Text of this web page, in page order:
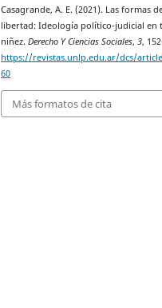
Casagrande, A. E. (2021). Las formas
libertad: Ideología político-judicial en
niñez.Derecho Y Ciencias Sociales,3,
https://revistas.unlp.edu.ar/dcs/
60
Más formatos de cita